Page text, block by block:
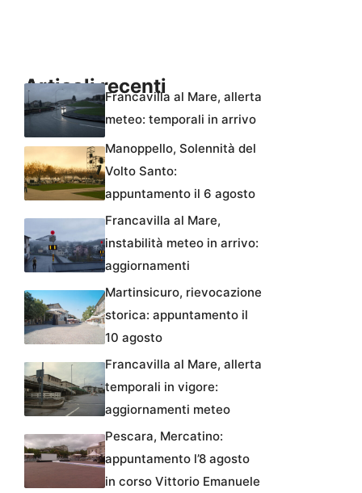
Articoli recentiFrancavilla al Mare, allerta
meteo: temporali in arrivo
Manoppello, Solennità del
Volto Santo:
appuntamento il 6 agosto
Francavilla al Mare,
instabilità meteo in arrivo:
aggiornamenti
Martinsicuro, rievocazione
storica: appuntamento il
10 agosto
Francavilla al Mare, allerta
temporali in vigore:
aggiornamenti meteo
Pescara, Mercatino:
appuntamento l’8 agosto
in corso Vittorio Emanuele